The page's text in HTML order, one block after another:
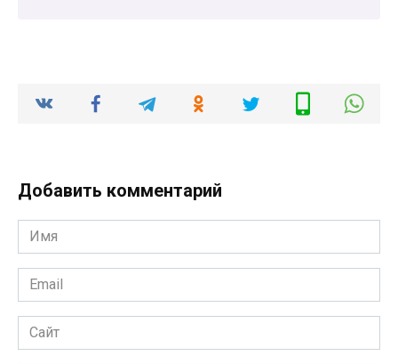
Добавить комментарий
Имя
*
Email
*
Сайт